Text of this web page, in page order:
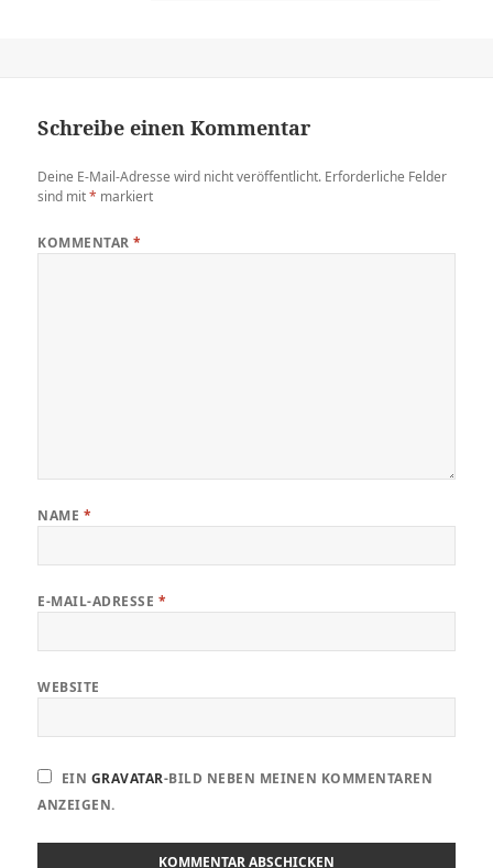
Schreibe einen Kommentar
Deine E-Mail-Adresse wird nicht veröffentlicht. Erforderliche Felder
sind mit* markiert
KOMMENTAR*
NAME *
E-MAIL-ADRESSE *
WEBSITE
EIN GRAVATAR-BILD NEBEN MEINEN KOMMENTAREN
ANZEIGEN.